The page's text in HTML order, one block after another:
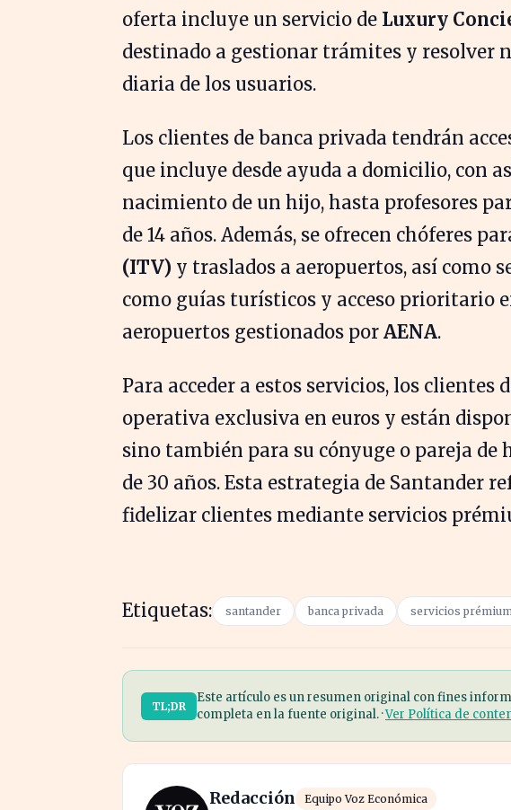
oferta incluye un servicio de Luxury
destinado a gestionar trámites y resolver
diaria de los usuarios.
Los clientes de banca privada tendrán
que incluye desde ayuda a domicilio, con
nacimiento de un hijo, hasta profesores
de 14 años. Además, se ofrecen chóferes
(ITV) y traslados a aeropuertos, así como
como guías turísticos y acceso prioritario
aeropuertos gestionados por AENA.
Para acceder a estos servicios, los
operativa exclusiva en euros y están
sino también para su cónyuge o pareja de
de 30 años. Esta estrategia de Santander
fidelizar clientes mediante servicios
Etiquetas: santander banca privada servicios
TL;DR
Este artículo es un resumen original con fines
completa en la fuente original. ·Ver Política de
Redacción Equipo Voz Económica